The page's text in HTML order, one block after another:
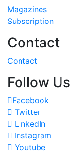
Magazines
Subscription
Contact
Contact
Follow Us
Facebook
Twitter
LinkedIn
Instagram
Youtube